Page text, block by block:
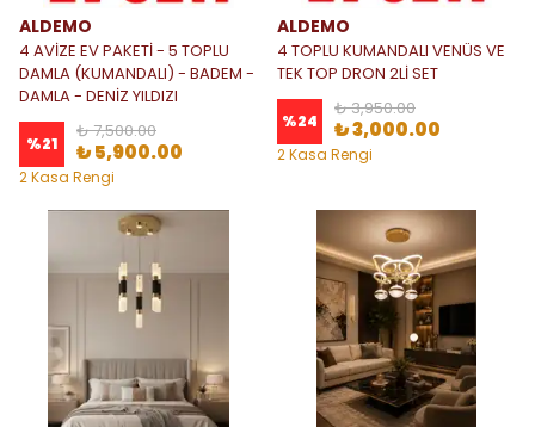
ALDEMO
4 AVİZE EV PAKETİ - 5 TOPLU
DAMLA (KUMANDALI) - BADEM -
DAMLA - DENİZ YILDIZI
%21
₺ 7,500.00
₺ 5,900.00
2 Kasa Rengi
ALDEMO
4 TOPLU KUMANDALI VENÜS VE
TEK TOP DRON 2Lİ SET
%24
₺ 3,950.00
₺ 3,000.00
2 Kasa Rengi